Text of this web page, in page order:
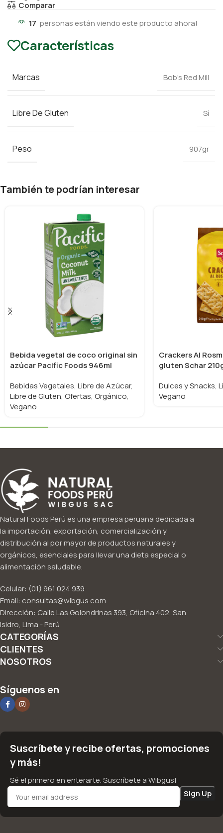
Comparar
17 personas están viendo este producto ahora!
Características
Marcas Bob’s Red Mill
Libre De Gluten Sí
Peso 907gr
También te podrían interesar
Bebida vegetal de coco original sin
azúcar Pacific Foods 946ml
Bebidas Vegetales, Libre de Azúcar,
Libre de Gluten, Ofertas, Orgánico,
Vegano
Crackers Al
gluten Schar
Dulces y Snacks,
Vegano
Natural Foods Perú es una empresa peruana dedicada a
la importación, exportación, comercialización y
distribución al por mayor de productos naturales y
orgánicos, esenciales para llevar una dieta especial o
alimentación saludable.
Celular: (01) 961 024 939
Email: consultas@wibgus.com
Dirección: Calle Las Golondrinas 393, Oficina 402, San
Isidro, Lima - Perú
CATEGORÍAS
CLIENTES
NOSOTROS
Síguenos en
Suscríbete y recibe ofertas, promociones
y más!
Sé el primero en enterarte. Suscríbete a Wibgus!